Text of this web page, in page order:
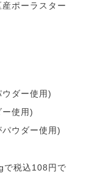
ポーラスター
ダー使用)
使用)
ウダー使用)
で税込108円で